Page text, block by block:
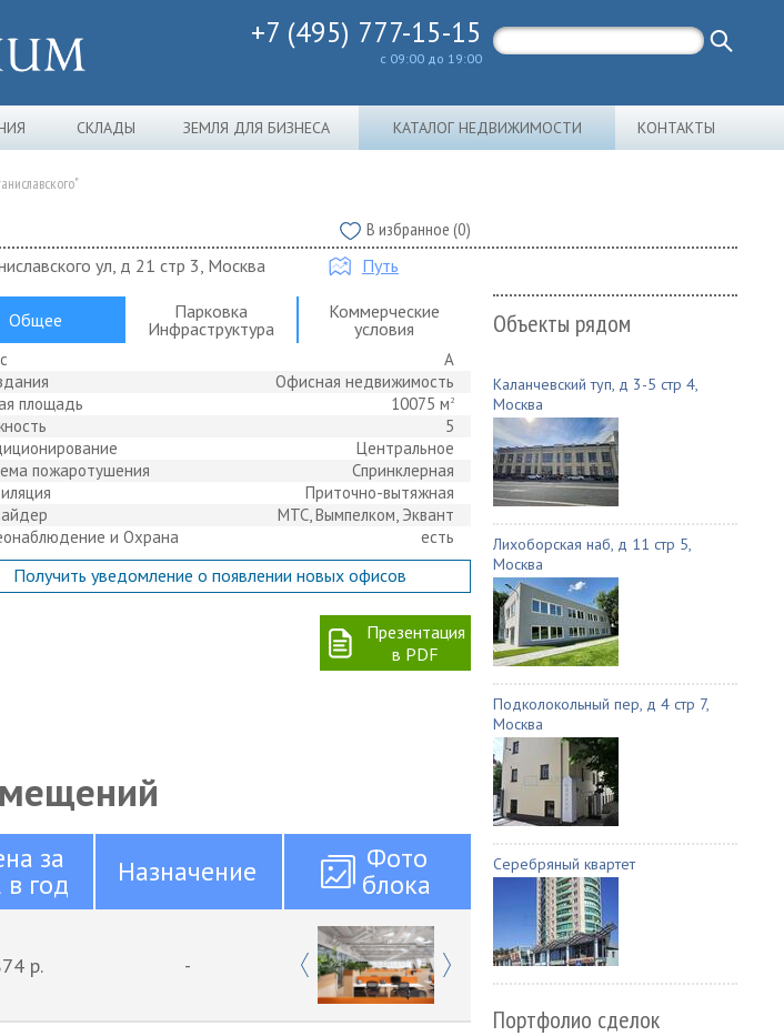
+7 (495) 777-15-15
с 09:00 до 19:00
СКЛАДЫ ЗЕМЛЯ ДЛЯ БИЗНЕСА КАТАЛОГ НЕДВИЖИМОСТИ КОНТАКТЫ
В избранное (0)
ул, д 21 стр 3, Москва Путь
Общее
Парковка
Инфраструктура
Коммерческие
условия
A
Офисная недвижимость
площадь
10075 м 2
5
Центральное
пожаротушения
Спринклерная
Приточно-вытяжная
МТС, Вымпелком, Эквант
и Охрана
есть
Получить уведомление о появлении новых офисов
Презентация
в PDF
за
год Назначение Фото
блока
р. - Previous
Объекты рядом
Каланчевский туп, д 3-5 стр 4,
Москва
Лихоборская наб, д 11 стр 5,
Москва
Подколокольный пер, д 4 стр 7,
Москва
Серебряный квартет
Портфолио сделок